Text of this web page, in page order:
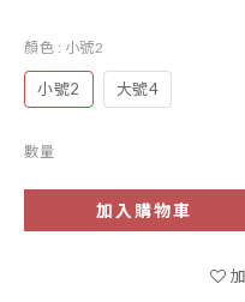
顏色 : 小號2
小號2 大號4
數量
加入購物車